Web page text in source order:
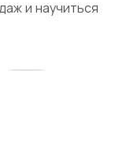
и научиться